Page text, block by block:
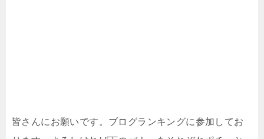
皆さんにお願いです。ブログランキングに参加してお